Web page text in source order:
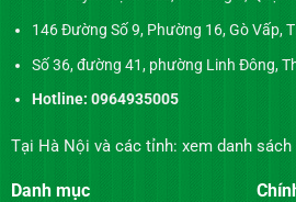
146 Đường Số 9, Phường 16, Gò Vấp,
Số 36, đường 41, phường Linh Đông,
Hotline: 0964935005
Tại Hà Nội và các tỉnh: xem danh sách
Danh mục